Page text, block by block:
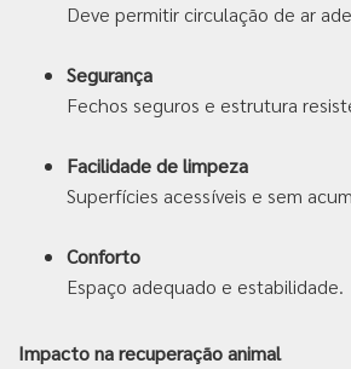
Deve permitir circulação de ar
Segurança
Fechos seguros e estrutura
Facilidade de limpeza
Superfícies acessíveis e sem
Conforto
Espaço adequado e estabilidade.
Impacto na recuperação animal